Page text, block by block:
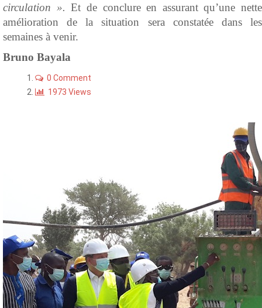
circulation ».Et de conclure en assurant qu’une nette
amélioration de la situation sera constatée dans les
semaines à venir.
Bruno Bayala
0 Comment
1973 Views